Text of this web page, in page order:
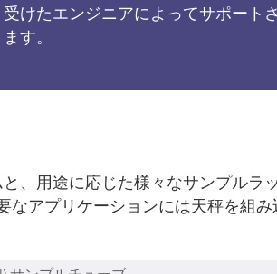
受けたエンジニアによってサポート
ます。
、用途に応じた様々なサンプル
なアプリケーションには天秤を組